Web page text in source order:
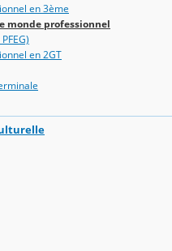
en 3ème
monde professionnel
en 2GT